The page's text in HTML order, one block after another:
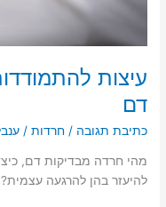
עיצות
דם
כתיבת תגובה /חרדות /
מהי חרדה מבדיקות דם,
להיעזר בהן להרגעה עצמית?